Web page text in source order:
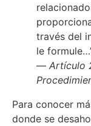
través del
le
— Artículo
Para conocer
donde se